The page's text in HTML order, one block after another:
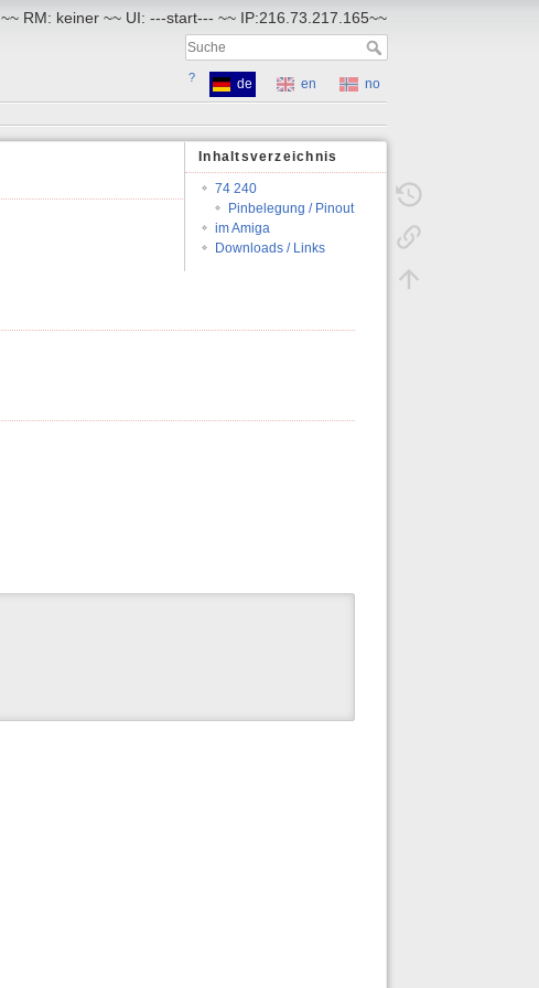
~~ RM: keiner ~~ UI: ---start--- ~~ IP:216.73.217.165~~
? de en
no
Inhaltsverzeichnis
74 240
Pinbelegung / Pinout
im Amiga
Downloads / Links